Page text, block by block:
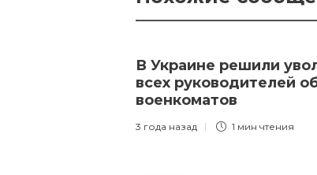
В Украине решили
всех руководителей
военкоматов
3 года назад 1 мин чтения